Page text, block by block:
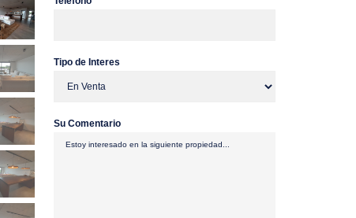
Tipo de Interes
Su Comentario